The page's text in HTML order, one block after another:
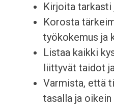
Kirjoita
Korosta
työkokemus ja
Listaa kaikki
liittyvät taidot
Varmista, että
tasalla ja oikein